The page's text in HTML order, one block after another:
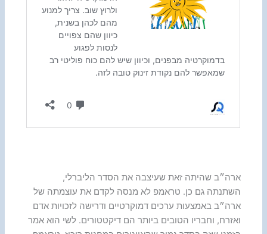
ארה״ב שהיתה זאת שעיצבה את הסדר הליברלי,
השתנתה גם כן. טראמפ לא מנסה לקדם את עוצמתה של
ארה״ב באמצעות ערכים דמוקרטיים ודרישה לזכויות אדם
ואזרח, וחבריו הטובים ביותר הם דיקטטורים. לשי הוא אמר